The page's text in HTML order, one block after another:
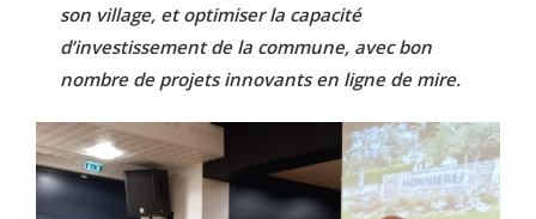
son village, et optimiser la capacité
d’investissement de la commune, avec bon
nombre de projets innovants en ligne de mire.